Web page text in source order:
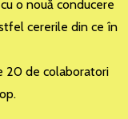
o nouă conducere
cererile din ce în
20 de colaboratori